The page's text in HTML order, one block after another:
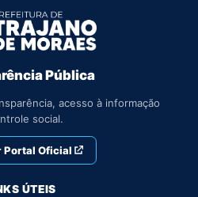
Pública
acesso à informação
social.
Portal Oficial
ÚTEIS